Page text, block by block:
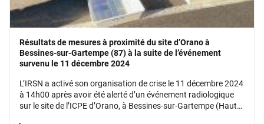
Résultats de mesures à proximité du site d’Orano à
Bessines-sur-Gartempe (87) à la suite de l’événement
survenu le 11 décembre 2024
L’IRSN a activé son organisation de crise le 11 décembre 2024
à 14h00 après avoir été alerté d’un événement radiologique
sur le site de l’ICPE d’Orano, à Bessines-sur-Gartempe (Haute